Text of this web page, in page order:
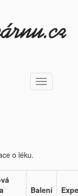
Toggle
navigation
o léku.
Balení